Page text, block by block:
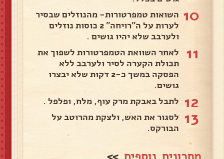
10 השואות טמפרטורות- מהנוזלים שבסיר
לערות על ה"רויחה" 2 כוסות נוזלים
ולערבב שלא יהיו גושים .
11
לאחר השוואת הטמפרטורות לשפוך את
תכולת הקערה לסיר ולערבב ללא
הפסקה במשך כ-2 דקות שלא יבצרו
גושים.
12 לתבל באבקת מרק עוף, מלח, ופלפל .
13 לסגור את האש, ולצקת מהרוטב על
הבורקס.